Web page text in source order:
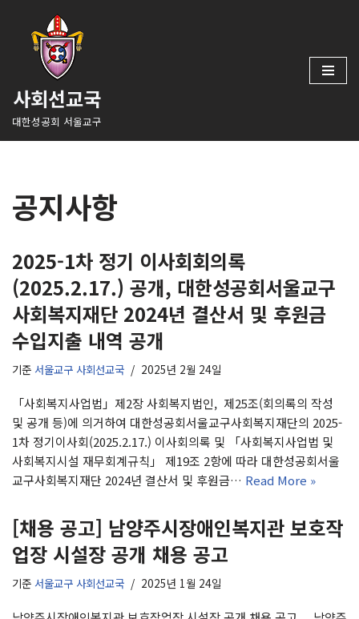
로
건
너
사회선교국
대한성공회 서울교구
공지사항
2025-1차 정기 이사회회의록
(2025.2.17.) 공개, 대한성공회서울교구
사회복지재단 2024년 결산서 및 후원금
수입지출 내역 공개
기준 서울교구 사회선교국 2025년 2월 24일
「사회복지사업법」제2장 사회복지법인, 제25조(회의록의 작성
및 공개 등)에 의거하여 대한성공회서울교구사회복지재단의 2025-
1차 정기이사회(2025.2.17.) 이사회의록 및 「사회복지사업법 및
사회복지시설 재무회계규칙」 제19조 2항에 따라 대한성공회서울
교구사회복지재단 2024년 결산서 및 후원금… Read More »
[채용 공고] 남양주시장애인복지관 보호작
업장 시설장 공개 채용 공고
기준 서울교구 사회선교국 2025년 1월 24일